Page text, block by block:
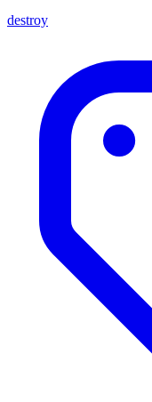
destroy